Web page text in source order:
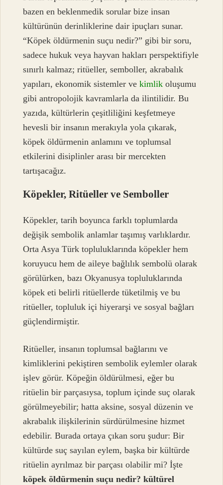
bazen en beklenmedik sorular bize insan
kültürünün derinliklerine dair ipuçları sunar.
“Köpek öldürmenin suçu nedir?” gibi bir soru,
sadece hukuk veya hayvan hakları perspektifiyle
sınırlı kalmaz; ritüeller, semboller, akrabalık
yapıları, ekonomik sistemler vekimlik oluşumu
gibi antropolojik kavramlarla da ilintilidir. Bu
yazıda, kültürlerin çeşitliliğini keşfetmeye
hevesli bir insanın merakıyla yola çıkarak,
köpek öldürmenin anlamını ve toplumsal
etkilerini disiplinler arası bir mercekten
tartışacağız.
Köpekler, Ritüeller ve Semboller
Köpekler, tarih boyunca farklı toplumlarda
değişik sembolik anlamlar taşımış varlıklardır.
Orta Asya Türk topluluklarında köpekler hem
koruyucu hem de aileye bağlılık sembolü olarak
görülürken, bazı Okyanusya topluluklarında
köpek eti belirli ritüellerde tüketilmiş ve bu
ritüeller, topluluk içi hiyerarşi ve sosyal bağları
güçlendirmiştir.
Ritüeller, insanın toplumsal bağlarını ve
kimliklerini pekiştiren sembolik eylemler olarak
işlev görür. Köpeğin öldürülmesi, eğer bu
ritüelin bir parçasıysa, toplum içinde suç olarak
görülmeyebilir; hatta aksine, sosyal düzenin ve
akrabalık ilişkilerinin sürdürülmesine hizmet
edebilir. Burada ortaya çıkan soru şudur: Bir
kültürde suç sayılan eylem, başka bir kültürde
ritüelin ayrılmaz bir parçası olabilir mi? İşte
köpek öldürmenin suçu nedir? kültürel